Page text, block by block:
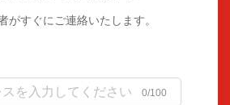
がすぐにご連絡いたします。
0/100